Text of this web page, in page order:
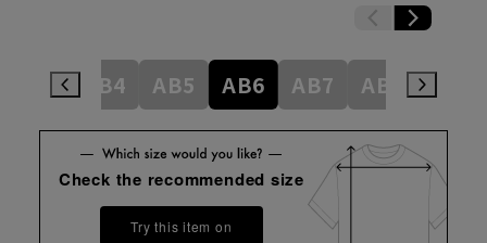
AB4 AB5 AB6 AB7 AB8
Check the recommended size
Try this item on